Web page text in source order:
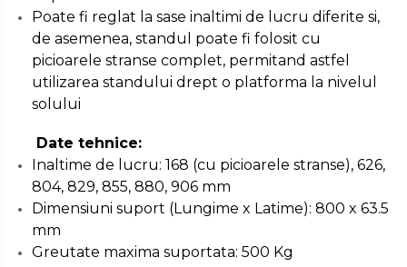
Polizoare drepte & accesorii
Purificatoare de aer
Poate fi reglat la sase inaltimi de lucru diferite si,
de asemenea, standul poate fi folosit cu
picioarele stranse complet, permitand astfel
utilizarea standului drept o platforma la nivelul
solului
Date tehnice:
Inaltime de lucru: 168 (cu picioarele stranse), 626,
804, 829, 855, 880, 906 mm
Dimensiuni suport (Lungime x Latime): 800 x 63.5
mm
Greutate maxima suportata: 500 Kg